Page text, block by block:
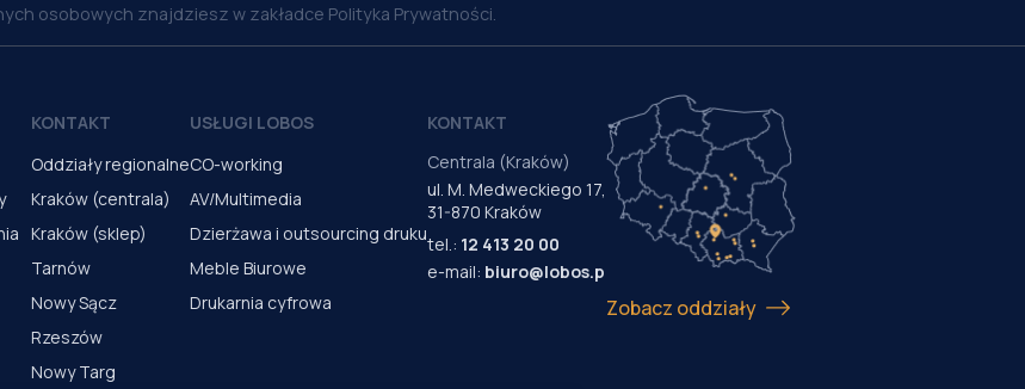
osobowych znajdziesz w zakładce Polityka Prywatności.
KONTAKT
Oddziały regionalne
Kraków (centrala)
Kraków (sklep)
Tarnów
Nowy Sącz
Rzeszów
Nowy Targ
USŁUGI LOBOS
CO-working
AV/Multimedia
Dzierżawa i outsourcing druku
Meble Biurowe
Drukarnia cyfrowa
KONTAKT
Centrala (Kraków)
ul. M. Medweckiego 17,
31-870 Kraków
tel.: 12 413 20 00
e-mail: biuro@lobos.pl
Zobacz oddziały